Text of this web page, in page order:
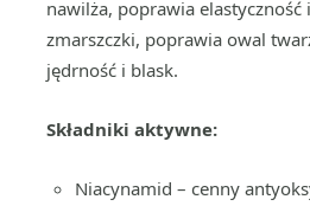
nawilża, poprawia
zmarszczki, poprawia owal
jędrność i blask.
Składniki aktywne:
Niacynamid – cenny